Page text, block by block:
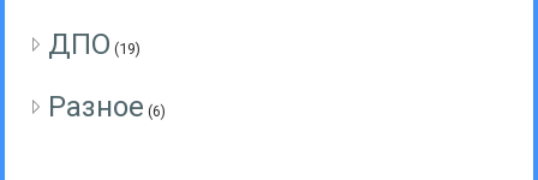
ДПО (19)
Разное (6)